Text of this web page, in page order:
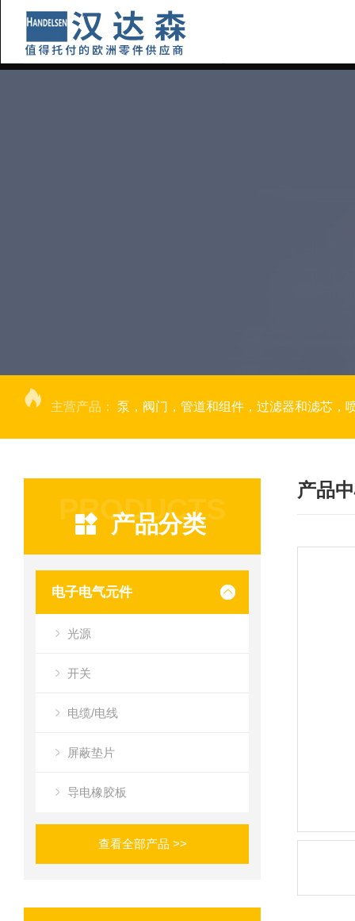
主营产品： 泵，阀门，管道和组件，过滤器和滤芯，
PRODUCTS
产品分类
电子电气元件
光源
开关
电缆/电线
屏蔽垫片
导电橡胶板
查看全部产品 >>
产品